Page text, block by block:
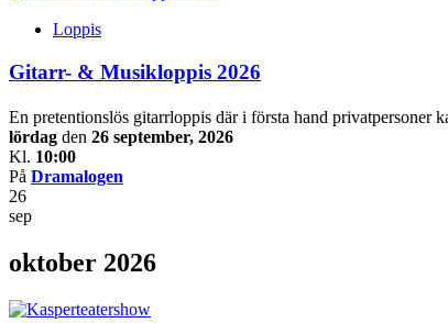
Loppis
Gitarr- & Musikloppis 2026
En pretentionslös gitarrloppis där i första hand privatpersoner
lördag den 26 september, 2026
Kl. 10:00
På Dramalogen
26
sep
oktober 2026